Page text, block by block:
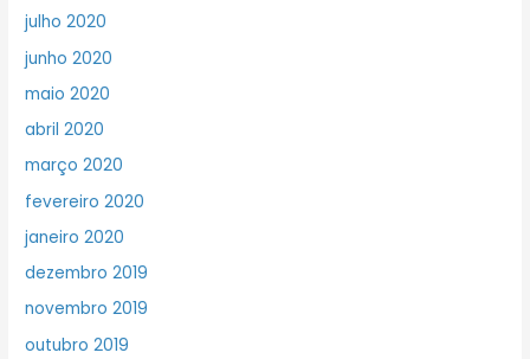
julho 2020
junho 2020
maio 2020
abril 2020
março 2020
fevereiro 2020
janeiro 2020
dezembro 2019
novembro 2019
outubro 2019